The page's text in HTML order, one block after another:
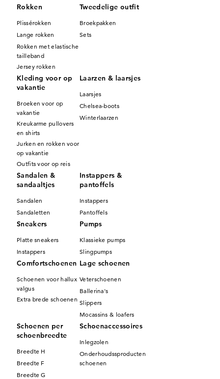
naar ons mode-ABC, een uitgebreid naslagwerk dat u wegwijs
zult niet alleen uw dagelijkse leven in stijl kunnen leiden, maar u
zult ook op een gefundeerde en deskundige manier kennis
kunnen nemen van de nieuwste ontwikkelingen in de
modewereld. Dompel u onder in de wereld van GOLDNER en
laat u inspireren!
Rokken
Plissérokken
Lange rokken
Rokken met elastische
tailleband
Jersey rokken
Tweedelige outfit
Broekpakken
Sets
Kleding voor op
vakantie
Broeken voor op
vakantie
Kreukarme pullovers
en shirts
Jurken en rokken voor
op vakantie
Outfits voor op reis
Laarzen & laarsjes
Laarsjes
Chelsea-boots
Winterlaarzen
Sandalen &
sandaaltjes
Sandalen
Sandaletten
Instappers &
pantoffels
Instappers
Pantoffels
Sneakers
Platte sneakers
Instappers
Pumps
Klassieke pumps
Slingpumps
Comfortschoenen
Schoenen voor hallux
valgus
Extra brede schoenen
Lage schoenen
Veterschoenen
Ballerina's
Slippers
Mocassins & loafers
Schoenen per
schoenbreedte
Breedte H
Breedte F
Breedte G
Schoenaccessoires
Inlegzolen
Onderhoudssproducten
schoenen